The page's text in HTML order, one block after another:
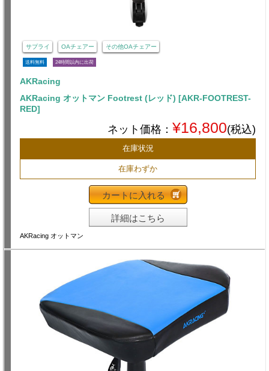
サプライ OAチェアー その他OAチェアー
送料無料 24時間以内に出荷
AKRacing
AKRacing オットマン Footrest (レッド) [AKR-FOOTREST-
RED]
ネット価格： ¥16,800(税込)
在庫状況
在庫わずか
カートに入れる
詳細はこちら
AKRacing オットマン